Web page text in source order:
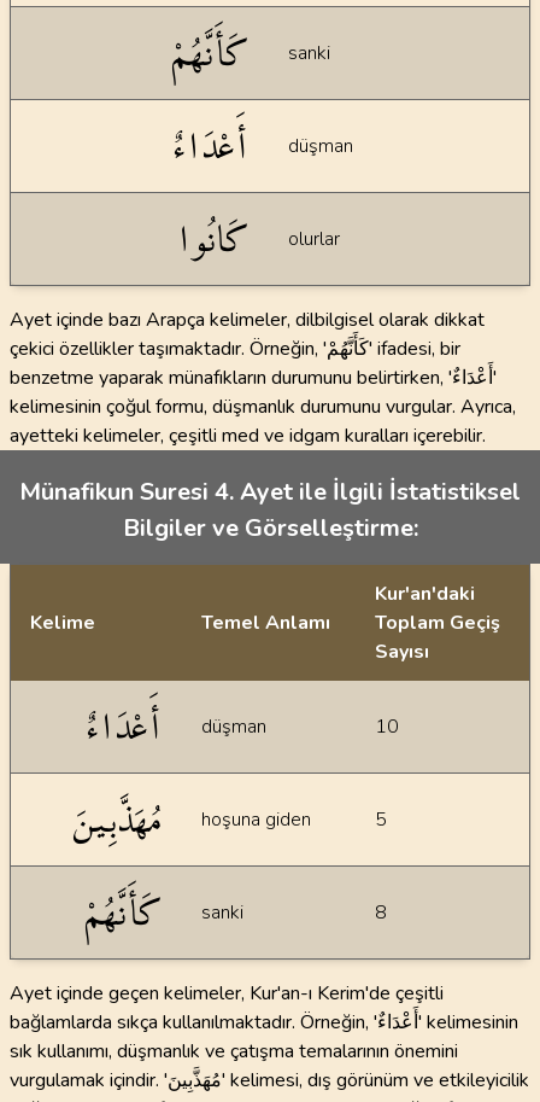
كَأَنَّهُمْ sanki
أَعْدَاءٌ düşman
كَانُوا olurlar
Ayet içinde bazı Arapça kelimeler, dilbilgisel olarak dikkat
çekici özellikler taşımaktadır. Örneğin, 'كَأَنَّهُمْ' ifadesi, bir
benzetme yaparak münafıkların durumunu belirtirken, 'أَعْدَاءٌ'
kelimesinin çoğul formu, düşmanlık durumunu vurgular. Ayrıca,
ayetteki kelimeler, çeşitli med ve idgam kuralları içerebilir.
Münafikun Suresi 4. Ayet ile İlgili İstatistiksel
Bilgiler ve Görselleştirme:
Kelime Temel Anlamı
Kur'an'daki
Toplam Geçiş
Sayısı
أَعْدَاءٌ düşman 10
مُهَذَّبِينَ hoşuna giden 5
كَأَنَّهُمْ sanki 8
Ayet içinde geçen kelimeler, Kur'an-ı Kerim'de çeşitli
bağlamlarda sıkça kullanılmaktadır. Örneğin, 'أَعْدَاءٌ' kelimesinin
sık kullanımı, düşmanlık ve çatışma temalarının önemini
vurgulamak içindir. 'مُهَذَّبِينَ' kelimesi, dış görünüm ve etkileyicilik